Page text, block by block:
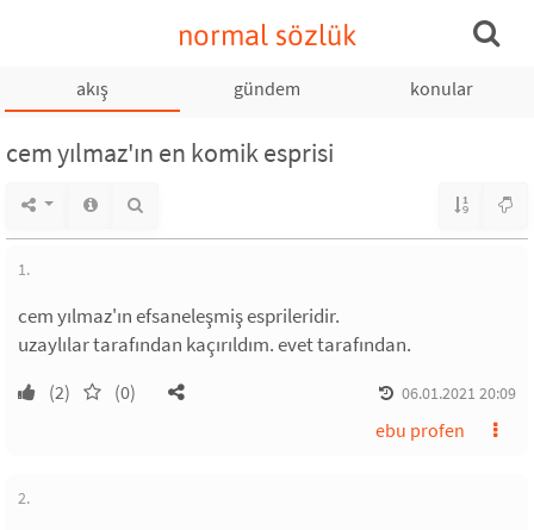
normal sözlük
akış gündem konular
cem yılmaz'ın en komik esprisi
1.
cem yılmaz'ın efsaneleşmiş esprileridir.
uzaylılar tarafından kaçırıldım. evet tarafından.
(2) (0) 06.01.2021 20:09
ebu profen
2.